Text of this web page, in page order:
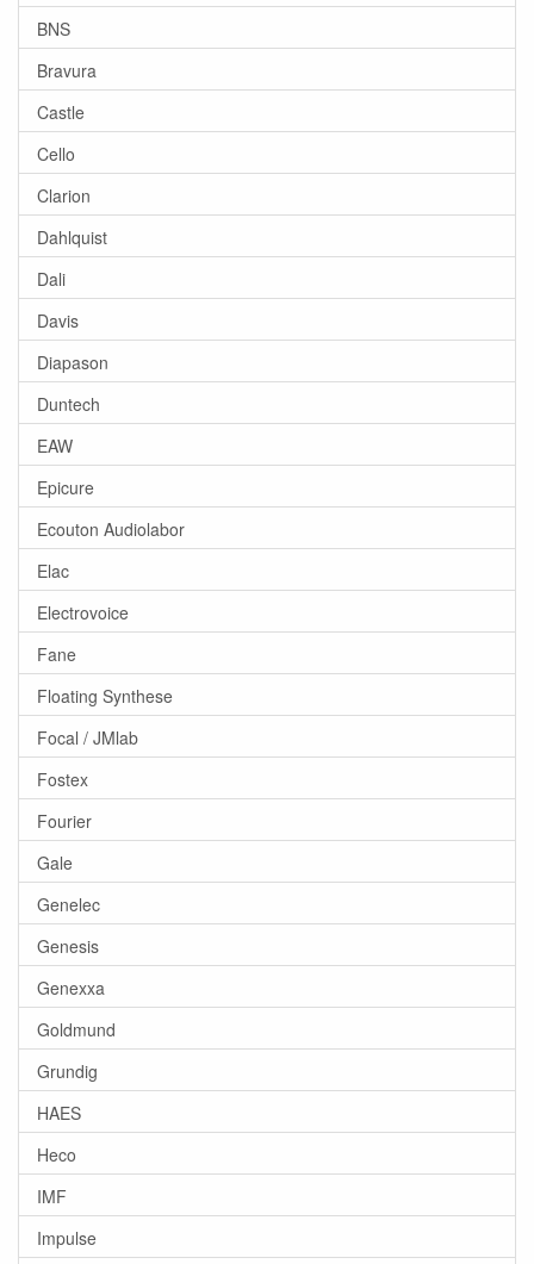
BNS
Bravura
Castle
Cello
Clarion
Dahlquist
Dali
Davis
Diapason
Duntech
EAW
Epicure
Ecouton Audiolabor
Elac
Electrovoice
Fane
Floating Synthese
Focal / JMlab
Fostex
Fourier
Gale
Genelec
Genesis
Genexxa
Goldmund
Grundig
HAES
Heco
IMF
Impulse